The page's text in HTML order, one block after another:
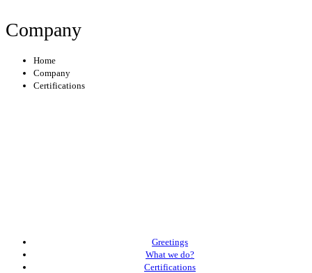
Company
Home
Company
Certifications
Greetings
What we do?
Certifications